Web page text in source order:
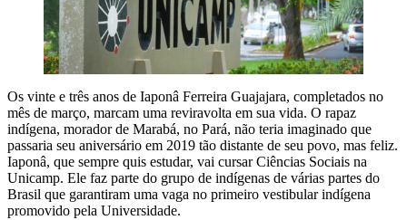
Os vinte e três anos de Iaponâ Ferreira Guajajara, completados no
mês de março, marcam uma reviravolta em sua vida. O rapaz
indígena, morador de Marabá, no Pará, não teria imaginado que
passaria seu aniversário em 2019 tão distante de seu povo, mas feliz.
Iaponâ, que sempre quis estudar, vai cursar Ciências Sociais na
Unicamp. Ele faz parte do grupo de indígenas de várias partes do
Brasil que garantiram uma vaga no primeiro vestibular indígena
promovido pela Universidade.